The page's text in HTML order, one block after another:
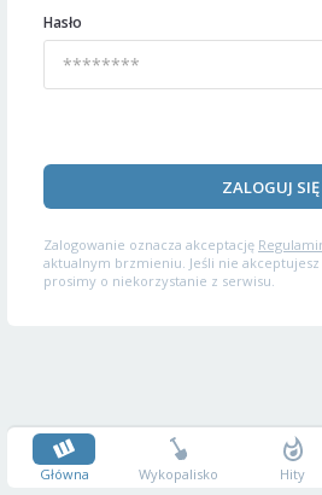
Hasło
ZALOGUJ SIĘ
Zalogowanie oznacza akceptację
aktualnym brzmieniu. Jeśli nie akceptujesz
prosimy o niekorzystanie z serwisu.
Główna Wykopalisko Hity